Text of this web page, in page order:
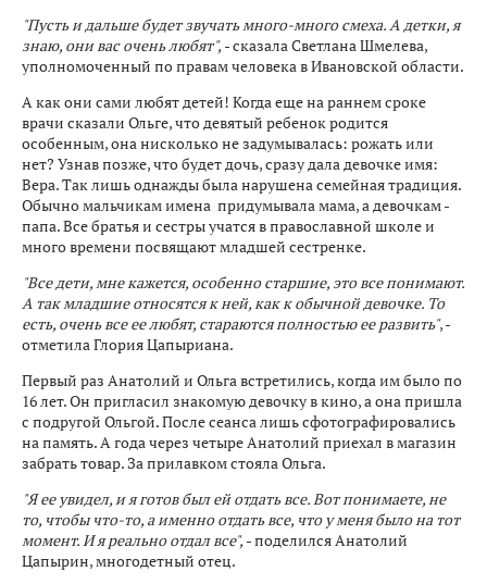
"Пусть и дальше будет звучать много-много смеха. А детки, я
знаю, они вас очень любят", - сказала Светлана Шмелева,
уполномоченный по правам человека в Ивановской области.
А как они сами любят детей! Когда еще на раннем сроке
врачи сказали Ольге, что девятый ребенок родится
особенным, она нисколько не задумывалась: рожать или
нет? Узнав позже, что будет дочь, сразу дала девочке имя:
Вера. Так лишь однажды была нарушена семейная традиция.
Обычно мальчикам имена придумывала мама, а девочкам -
папа. Все братья и сестры учатся в православной школе и
много времени посвящают младшей сестренке.
"Все дети, мне кажется, особенно старшие, это все понимают.
А так младшие относятся к ней, как к обычной девочке. То
есть, очень все ее любят, стараются полностью ее развить", -
отметила Глория Цапыриана.
Первый раз Анатолий и Ольга встретились, когда им было по
16 лет. Он пригласил знакомую девочку в кино, а она пришла
с подругой Ольгой. После сеанса лишь сфотографировались
на память. А года через четыре Анатолий приехал в магазин
забрать товар. За прилавком стояла Ольга.
"Я ее увидел, и я готов был ей отдать все. Вот понимаете, не
то, чтобы что-то, а именно отдать все, что у меня было на тот
момент. И я реально отдал все", - поделился Анатолий
Цапырин, многодетный отец.